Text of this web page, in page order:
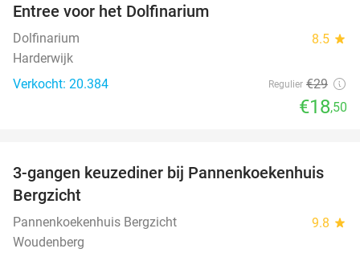
Entree voor het Dolfinarium
Dolfinarium 8.5 star
Harderwijk
Verkocht: 20.384
Regulier €29
€18,50
42%
3-gangen keuzediner bij Pannenkoekenhuis
Bergzicht
Pannenkoekenhuis Bergzicht 9.8 star
Woudenberg